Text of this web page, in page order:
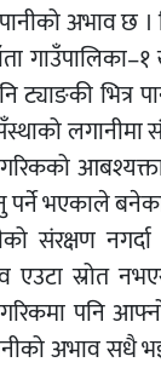
अभाव छ
ट्याङकी भित्र
लगानीमा
पर्ने भएकाले
संरक्षण
एउटा स्रोत
पनि
अभाव